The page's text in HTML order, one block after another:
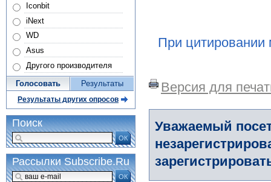
При цитировании
Версия для
Уважаемый
Iconbit
iNext
WD
Asus
Другого производителя
Голосовать Результаты
Результаты других опросов
Поиск
ОК
Рассылки Subscribe.Ru
ОК